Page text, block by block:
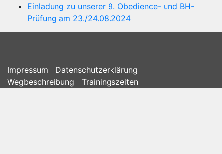
Einladung zu unserer 9. Obedience- und BH-
Prüfung am 23./24.08.2024
Impressum
Datenschutzerklärung
Wegbeschreibung
Trainingszeiten